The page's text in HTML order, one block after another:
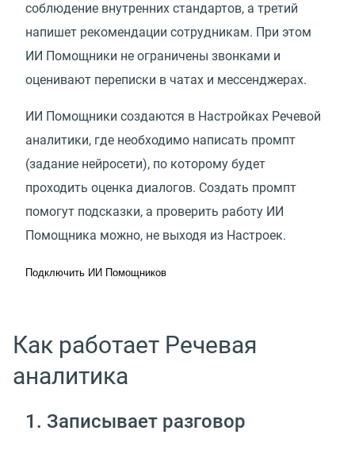
соблюдение внутренних стандартов, а третий
напишет рекомендации сотрудникам. При этом
ИИ Помощники не ограничены звонками и
оценивают переписки в чатах и мессенджерах.
ИИ Помощники создаются в Настройках Речевой
аналитики, где необходимо написать промпт
(задание нейросети), по которому будет
проходить оценка диалогов. Создать промпт
помогут подсказки, а проверить работу ИИ
Помощника можно, не выходя из Настроек.
Подключить ИИ Помощников
Как работает Речевая
аналитика
1. Записывает разговор